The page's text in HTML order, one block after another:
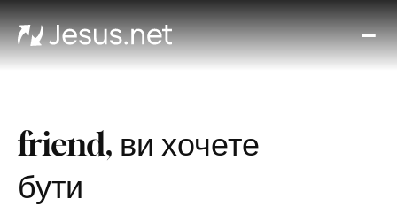
Хто
friend, ви хочете
бути